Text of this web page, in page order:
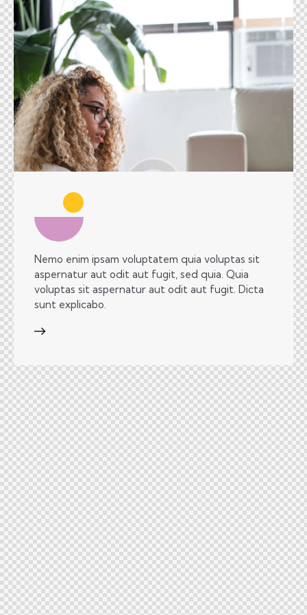
Nemo enim ipsam voluptatem quia voluptas sit
aspernatur aut odit aut fugit, sed quia. Quia
voluptas sit aspernatur aut odit aut fugit. Dicta
sunt explicabo.